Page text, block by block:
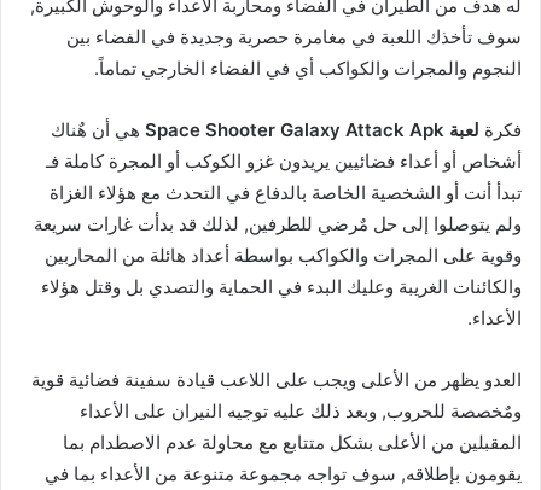
له هدف من الطيران في الفضاء ومحاربة الأعداء والوحوش الكبيرة,
سوف تأخذك اللعبة في مغامرة حصرية وجديدة في الفضاء بين
النجوم والمجرات والكواكب أي في الفضاء الخارجي تماماً.
فكرة لعبة Space Shooter Galaxy Attack Apk
هي أن هٌناك
أشخاص أو أعداء فضائيين يريدون غزو الكوكب أو المجرة كاملة فـ
تبدأ أنت أو الشخصية الخاصة بالدفاع في التحدث مع هؤلاء الغزاة
ولم يتوصلوا إلى حل مٌرضي للطرفين, لذلك قد بدأت غارات سريعة
وقوية على المجرات والكواكب بواسطة أعداد هائلة من المحاربين
والكائنات الغريبة وعليك البدء في الحماية والتصدي بل وقتل هؤلاء
الأعداء.
العدو يظهر من الأعلى ويجب على اللاعب قيادة سفينة فضائية قوية
ومٌخصصة للحروب, وبعد ذلك عليه توجيه النيران على الأعداء
المقبلين من الأعلى بشكل متتابع مع محاولة عدم الاصطدام بما
يقومون بإطلاقه, سوف تواجه مجموعة متنوعة من الأعداء بما في